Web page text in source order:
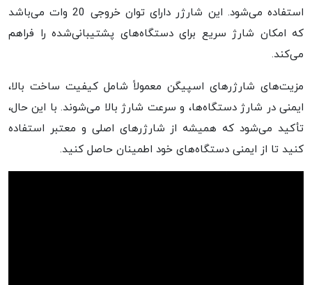
استفاده می‌شود. این شارژر دارای توان خروجی 20 وات می‌باشد
که امکان شارژ سریع برای دستگاه‌های پشتیبانی‌شده را فراهم
می‌کند.
مزیت‌های شارژرهای اسپیگن معمولاً شامل کیفیت ساخت بالا،
ایمنی در شارژ دستگاه‌ها، و سرعت شارژ بالا می‌شوند. با این حال،
تأکید می‌شود که همیشه از شارژرهای اصلی و معتبر استفاده
کنید تا از ایمنی دستگاه‌های خود اطمینان حاصل کنید.